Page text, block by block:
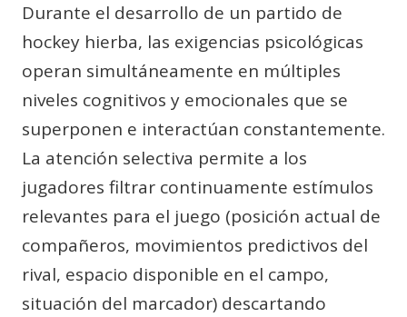
Durante el desarrollo de un partido de
hockey hierba, las exigencias psicológicas
operan simultáneamente en múltiples
niveles cognitivos y emocionales que se
superponen e interactúan constantemente.
La atención selectiva permite a los
jugadores filtrar continuamente estímulos
relevantes para el juego (posición actual de
compañeros, movimientos predictivos del
rival, espacio disponible en el campo,
situación del marcador) descartando